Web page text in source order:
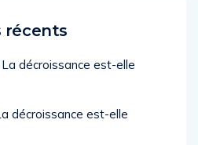
récents
La décroissance est-elle
décroissance est-elle